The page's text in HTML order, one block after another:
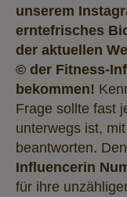
unserem
erntefrisches
der aktuellen
© der Fitness-
bekommen!
Frage sollte fast
unterwegs ist,
beantworten.
Influencerin
für ihre